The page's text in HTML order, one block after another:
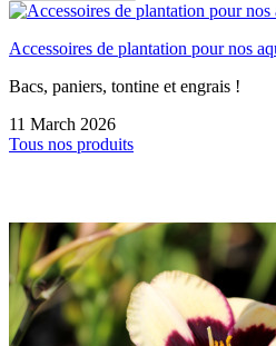
Accessoires de plantation pour nos
Bacs, paniers, tontine et engrais !
11 March 2026
Tous nos produits